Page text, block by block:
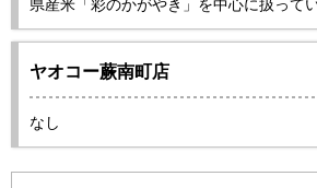
県産米「彩のかがやき」を中心に扱ってい
ヤオコー蕨南町店
なし